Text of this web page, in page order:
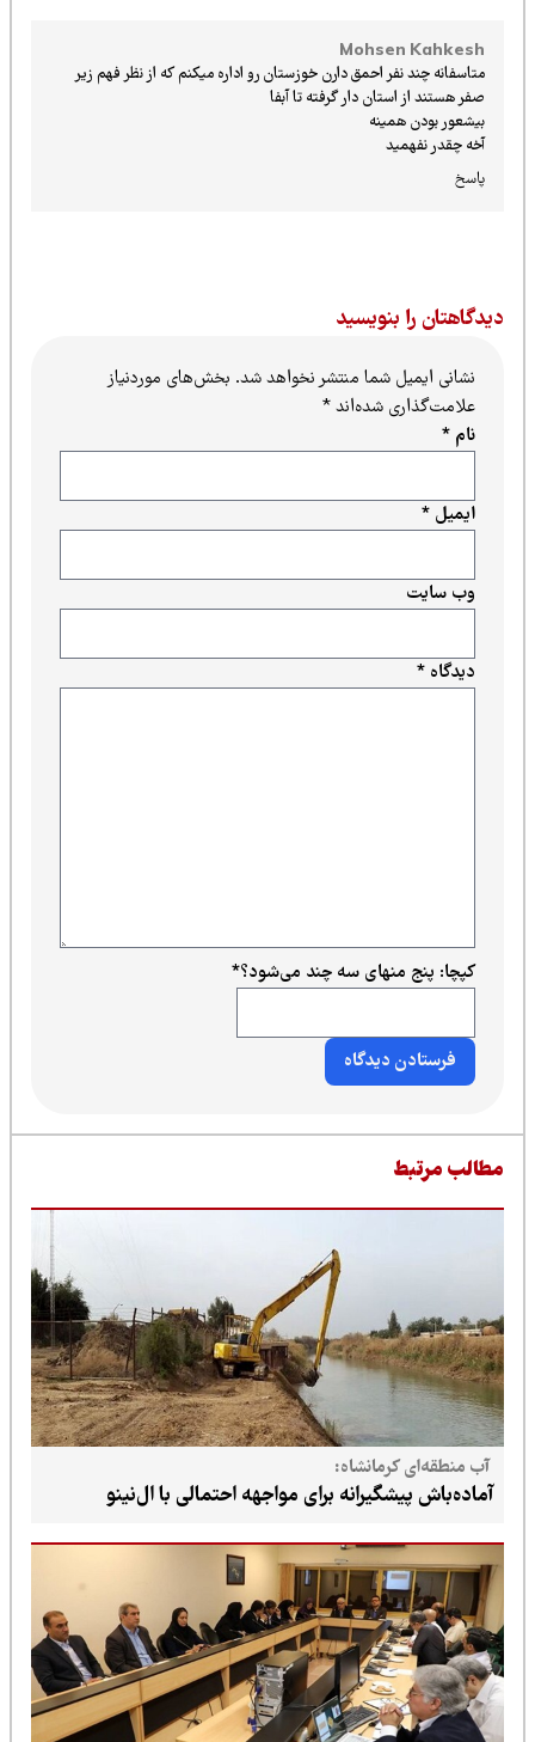
Mohsen Kahkesh
متاسفانه چند نفر احمق دارن خوزستان رو اداره میکنم که از نظر فهم زیر
صفر هستند از استان دار گرفته تا آبفا
بیشعور بودن همینه
آخه چقدر نفهمید
را بنویسید
نشانی ایمیل شما منتشر نخواهد شد.بخش‌های موردنیاز
علامت‌گذاری شده‌اند*
دیدگاه*
ایمیل*
وب‌ سایت
کپچا: پنج منهای سه چند می‌شود؟*
مرتبط
آب منطقه‌ای کرمانشاه:
آماده‌باش پیشگیرانه برای مواجهه احتمالی با ال‌نینو